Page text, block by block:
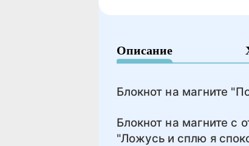
Описание
Блокнот на магните
Блокнот на магните с
"Ложусь и сплю я